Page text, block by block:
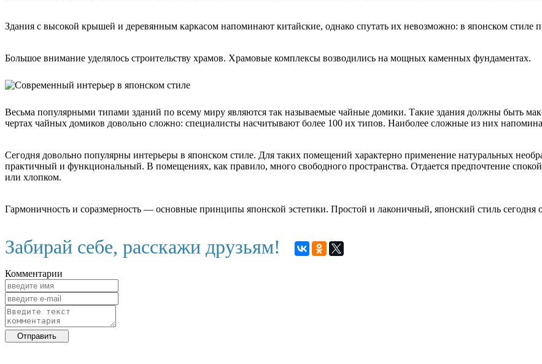
Здания c высокой крышей и деревянным каркасом напоминают китайские, однако спутать их невозможно: в японском стиле
Большое внимание уделялось строительству храмов. Храмовые комплексы возводились на мощных каменных фундаментах.
Весьма популярными типами зданий по всему миру являются так называемые чайные домики. Такие здания должны быть
чертах чайных домиков довольно сложно: специалисты насчитывают более 100 их типов. Наиболее сложные из них
Сегодня довольно популярны интерьеры в японском стиле. Для таких помещений характерно применение натуральных
практичный и функциональ­ный. В помещениях, как правило, много свободного пространства. Отдается предпочтение
или хлопком.
Гармоничность и соразмерность — основные принципы японской эстетики. Простой и лаконичный, японский стиль сегодня
Забирай себе, расскажи друзьям!
Комментарии